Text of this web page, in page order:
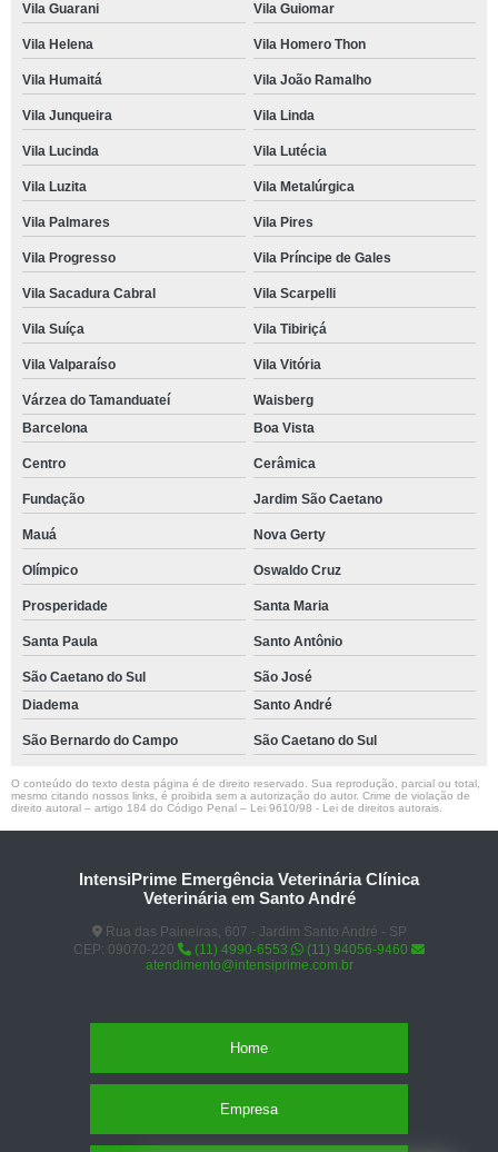
Vila Guarani Vila Guiomar
Vila Helena Vila Homero Thon
Vila Humaitá Vila João Ramalho
Vila Junqueira Vila Linda
Vila Lucinda Vila Lutécia
Vila Luzita Vila Metalúrgica
Vila Palmares Vila Pires
Vila Progresso Vila Príncipe de Gales
Vila Sacadura Cabral Vila Scarpelli
Vila Suíça Vila Tibiriçá
Vila Valparaíso Vila Vitória
Várzea do Tamanduateí
Waisberg
Barcelona
Boa Vista
Centro Cerâmica
Fundação Jardim São Caetano
Mauá Nova Gerty
Olímpico Oswaldo Cruz
Prosperidade Santa Maria
Santa Paula Santo Antônio
São Caetano do Sul
São José
Diadema
Santo André
São Bernardo do Campo São Caetano do Sul
O conteúdo do texto desta página é de direito reservado. Sua reprodução, parcial ou total,
mesmo citando nossos links, é proibida sem a autorização do autor. Crime de violação de
direito autoral – artigo 184 do Código Penal – Lei 9610/98 - Lei de direitos autorais
IntensiPrime Emergência Veterinária Clínica
Veterinária em Santo André
Rua das Paineiras, 607 - Jardim Santo André - SP
CEP: 09070-220
(11) 4990-6553
(11) 94056-9460
atendimento@intensiprime.com.br
Home
Empresa